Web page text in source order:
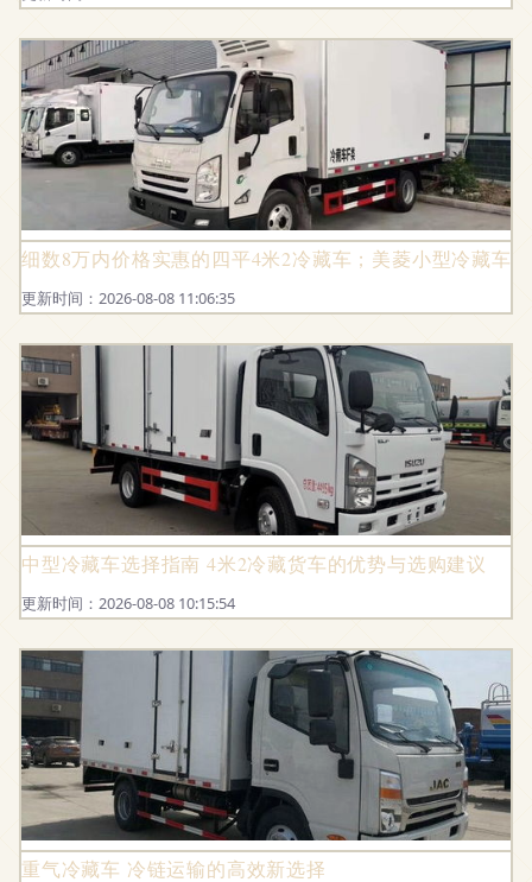
细数8万内价格实惠的四平4米2冷藏车；美菱小型冷藏车
更新时间：2026-08-08 11:06:35
中型冷藏车选择指南 4米2冷藏货车的优势与选购建议
更新时间：2026-08-08 10:15:54
重气冷藏车 冷链运输的高效新选择